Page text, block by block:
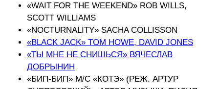
«WAIT FOR THE WEEKEND» ROB WILLS,
SCOTT WILLIAMS
«NOCTURNALITY» SACHA COLLISSON
«BLACK JACK» TOM HOWE, DAVID JONES
«ТЫ МНЕ НЕ СНИШЬСЯ» ВЯЧЕСЛАВ
ДОБРЫНИН
«БИП-БИП» М/С «КОТЭ» (РЕЖ. АРТУР